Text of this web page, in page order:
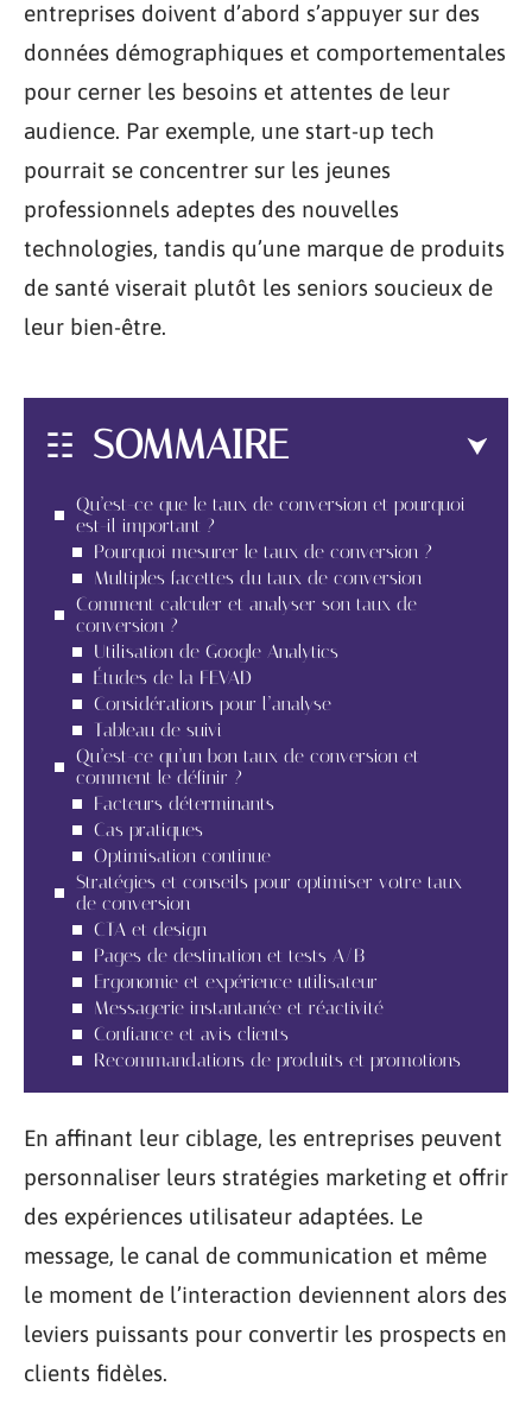
entreprises doivent d’abord s’appuyer sur des
données démographiques et comportementales
pour cerner les besoins et attentes de leur
audience. Par exemple, une start-up tech
pourrait se concentrer sur les jeunes
professionnels adeptes des nouvelles
technologies, tandis qu’une marque de produits
de santé viserait plutôt les seniors soucieux de
leur bien-être.
SOMMAIRE
Qu’est-ce que le taux de conversion et pourquoi
est-il important ?
Pourquoi mesurer le taux de conversion ?
Multiples facettes du taux de conversion
Comment calculer et analyser son taux de
conversion ?
Utilisation de Google Analytics
Études de la FEVAD
Considérations pour l’analyse
Tableau de suivi
Qu’est-ce qu’un bon taux de conversion et
comment le définir ?
Facteurs déterminants
Cas pratiques
Optimisation continue
Stratégies et conseils pour optimiser votre taux
de conversion
CTA et design
Pages de destination et tests A/B
Ergonomie et expérience utilisateur
Messagerie instantanée et réactivité
Confiance et avis clients
Recommandations de produits et promotions
En affinant leur ciblage, les entreprises peuvent
personnaliser leurs stratégies marketing et offrir
des expériences utilisateur adaptées. Le
message, le canal de communication et même
le moment de l’interaction deviennent alors des
leviers puissants pour convertir les prospects en
clients fidèles.